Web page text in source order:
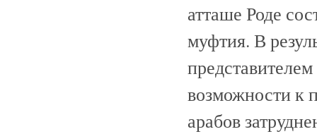
атташе Роде
муфтия. В
возможности к
арабов